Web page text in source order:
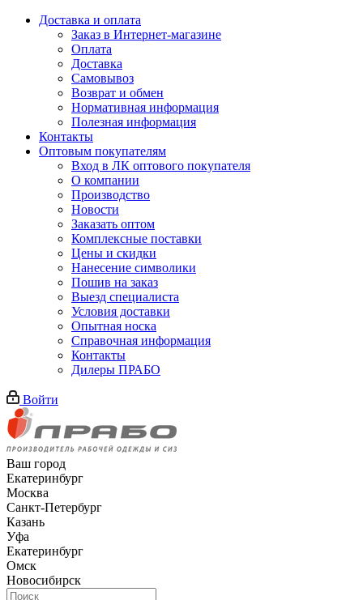
Доставка и оплата
Заказ в Интернет-магазине
Оплата
Доставка
Самовывоз
Возврат и обмен
Нормативная информация
Полезная информация
Контакты
Оптовым покупателям
Вход в ЛК оптового покупателя
О компании
Производство
Новости
Заказать оптом
Комплексные поставки
Цены и скидки
Нанесение символики
Пошив на заказ
Выезд специалиста
Условия доставки
Опытная носка
Справочная информация
Контакты
Дилеры ПРАБО
Войти
Ваш город
Екатеринбург
Москва
Санкт-Петербург
Казань
Уфа
Екатеринбург
Омск
Новосибирск